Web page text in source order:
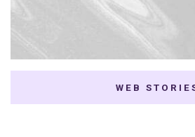
WEB
7 K-dramas Enemies
to Lovers